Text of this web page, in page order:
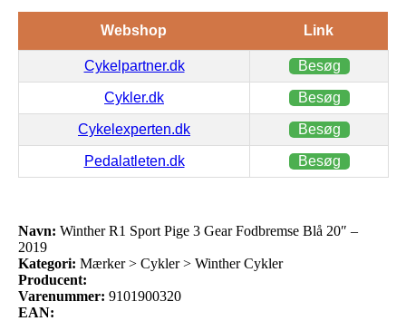
Webshop Link
Cykelpartner.dk Besøg
Cykler.dk Besøg
Cykelexperten.dk Besøg
Pedalatleten.dk Besøg
Navn: Winther R1 Sport Pige 3 Gear Fodbremse Blå 20″ –
2019
Kategori: Mærker > Cykler > Winther Cykler
Producent:
Varenummer: 9101900320
EAN: